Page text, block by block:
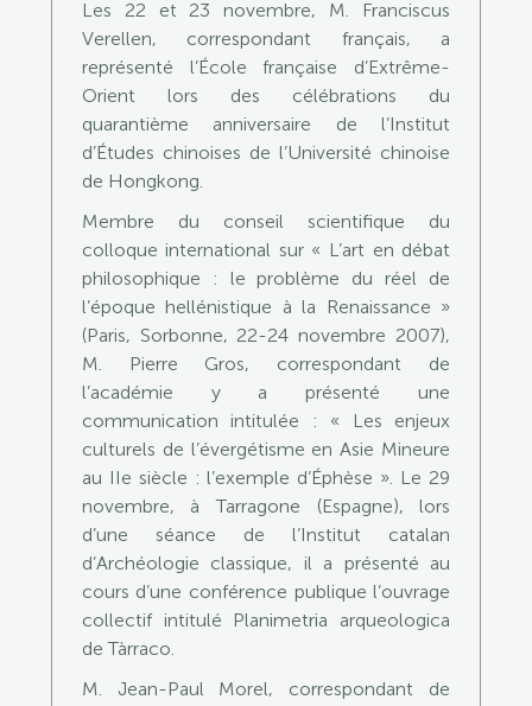
Les 22 et 23 novembre, M. Franciscus
Verellen, correspondant français, a
représenté l’École française d’Extrême-
Orient lors des célébrations du
quarantième anniversaire de l’Institut
d’Études chinoises de l’Université chinoise
de Hongkong.
Membre du conseil scientifique du
colloque international sur « L’art en débat
philosophique : le problème du réel de
l’époque hellénistique à la Renaissance »
(Paris, Sorbonne, 22-24 novembre 2007),
M. Pierre Gros, correspondant de
l’académie y a présenté une
communication intitulée : « Les enjeux
culturels de l’évergétisme en Asie Mineure
au IIe siècle : l’exemple d’Éphèse ». Le 29
novembre, à Tarragone (Espagne), lors
d’une séance de l’Institut catalan
d’Archéologie classique, il a présenté au
cours d’une conférence publique l’ouvrage
collectif intitulé Planimetria arqueologica
de Tàrraco.
M. Jean-Paul Morel, correspondant de